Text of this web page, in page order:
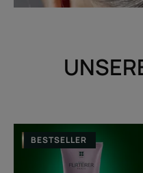
Anti-
Gelbstich
Shampoo
BESTSELLER